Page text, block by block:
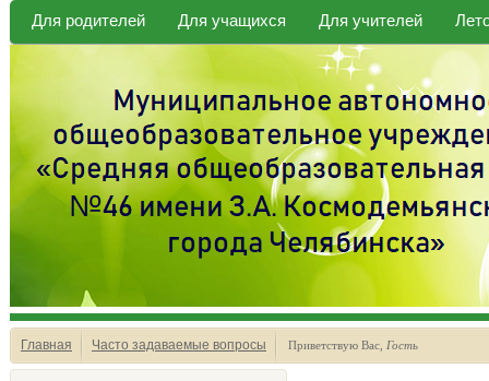
Для родителей Для учащихся Для учителей
Главная Часто задаваемые вопросы Приветствую Вас Гость